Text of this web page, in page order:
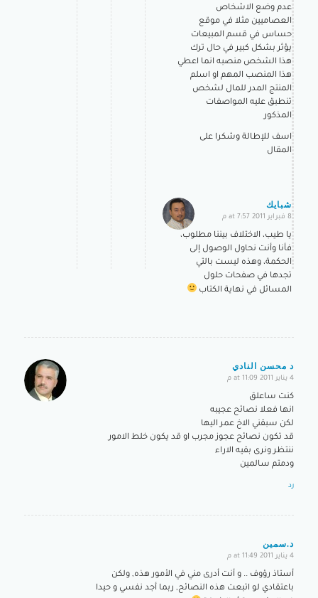
عدم وضع الاشخاص
العصاميين مثلا في موقع
حساس في قسم المبيعات
يؤثر بشكل كبير في حال ترك
هذا الشخص منصبه انما اعطي
هذا المنصب المهم او اسلم
المنتج المدر للمال لشخص
تنطبق عليه المواصفات
المذكور
اسف للإطالة وشكرا على
المقال
شبايك
says:
8 فبراير 2011 at 7:57 م
يا طيب، الاختلاف بيننا مطلوب،
فأنا وأنت نحاول الوصول إلى
الحكمة، وهذه ليست بالتي
تجدها في صفحات حلول
المسائل في نهاية الكتاب
د محسن النادي
says:
4 يناير 2011 at 11:09 م
كنت ساعلق
انها فعلا نصائح عجيبه
لكن سبقني الاخ عمر اليها
قد تكون نصائح عجوز مجرب او قد يكون خلط الامور
ننتظر ونرى بقيه الاراء
ودمتم سالمين
رد
د.سمين
says:
4 يناير 2011 at 11:49 م
أستاذ رؤوف .. و أنت أدرى مني في الأمور هذه, ولكن
باعتقادي لو اتبعت هذه النصائح, ربما أجد نفسي و حيدا